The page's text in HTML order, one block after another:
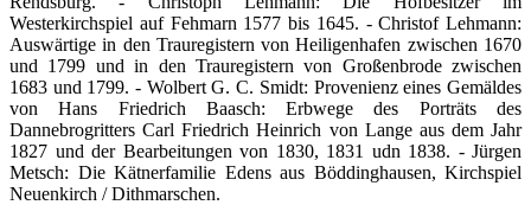
Westerkirchspiel auf Fehmarn 1577 bis 1645. - Christof Lehmann:
Auswärtige in den Trauregistern von Heiligenhafen zwischen 1670
und 1799 und in den Trauregistern von Großenbrode zwischen
1683 und 1799. - Wolbert G. C. Smidt: Provenienz eines Gemäldes
von Hans Friedrich Baasch: Erbwege des Porträts des
Dannebrogritters Carl Friedrich Heinrich von Lange aus dem Jahr
1827 und der Bearbeitungen von 1830, 1831 udn 1838. - Jürgen
Metsch: Die Kätnerfamilie Edens aus Böddinghausen, Kirchspiel
Neuenkirch / Dithmarschen.